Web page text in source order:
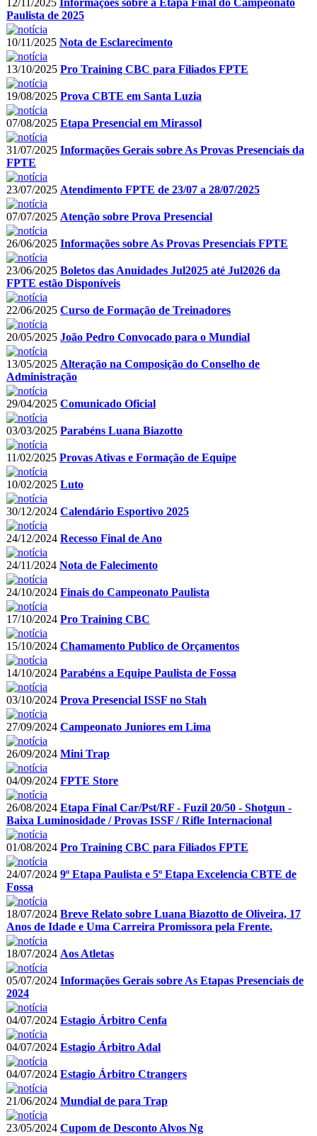
12/11/2025 Informações sobre a Etapa Final do Campeonato
Paulista de 2025
10/11/2025 Nota de Esclarecimento
13/10/2025 Pro Training CBC para Filiados FPTE
19/08/2025 Prova CBTE em Santa Luzia
07/08/2025 Etapa Presencial em Mirassol
31/07/2025 Informações Gerais sobre As Provas Presenciais da
FPTE
23/07/2025 Atendimento FPTE de 23/07 a 28/07/2025
07/07/2025 Atenção sobre Prova Presencial
26/06/2025 Informações sobre As Provas Presenciais FPTE
23/06/2025 Boletos das Anuidades Jul2025 até Jul2026 da
FPTE estão Disponíveis
22/06/2025 Curso de Formação de Treinadores
20/05/2025 João Pedro Convocado para o Mundial
13/05/2025 Alteração na Composição do Conselho de
Administração
29/04/2025 Comunicado Oficial
03/03/2025 Parabéns Luana Biazotto
11/02/2025 Provas Ativas e Formação de Equipe
10/02/2025 Luto
30/12/2024 Calendário Esportivo 2025
24/12/2024 Recesso Final de Ano
24/11/2024 Nota de Falecimento
24/10/2024 Finais do Campeonato Paulista
17/10/2024 Pro Training CBC
15/10/2024 Chamamento Publico de Orçamentos
14/10/2024 Parabéns a Equipe Paulista de Fossa
03/10/2024 Prova Presencial ISSF no Stah
27/09/2024 Campeonato Juniores em Lima
26/09/2024 Mini Trap
04/09/2024 FPTE Store
26/08/2024 Etapa Final Car/Pst/RF - Fuzil 20/50 - Shotgun -
Baixa Luminosidade / Provas ISSF / Rifle Internacional
01/08/2024 Pro Training CBC para Filiados FPTE
24/07/2024 9º Etapa Paulista e 5º Etapa Excelencia CBTE de
Fossa
18/07/2024 Breve Relato sobre Luana Biazotto de Oliveira, 17
Anos de Idade e Uma Carreira Promissora pela Frente.
18/07/2024 Aos Atletas
05/07/2024 Informações Gerais sobre As Etapas Presenciais de
2024
04/07/2024 Estagio Árbitro Cenfa
04/07/2024 Estagio Árbitro Adal
04/07/2024 Estagio Árbitro Ctrangers
21/06/2024 Mundial de para Trap
23/05/2024 Cupom de Desconto Alvos Ng